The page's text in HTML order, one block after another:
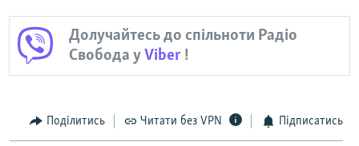
Долучайтесь до спільноти Радіо
Свобода уViber !
Поділитись Читати без VPN Підписатись